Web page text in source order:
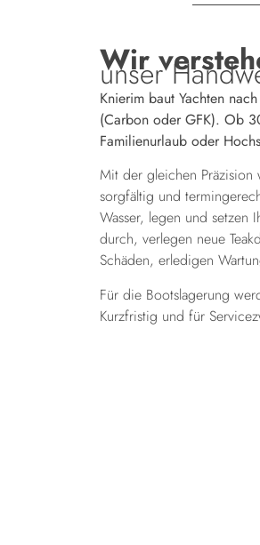
Wir
unser
Knierim baut Yachten
(Carbon oder GFK). Ob
Familienurlaub oder
Mit der gleichen Präzision
sorgfältig und
Wasser, legen und setzen
durch, verlegen neue
Schäden, erledigen
Für die Bootslagerung
Kurzfristig und für